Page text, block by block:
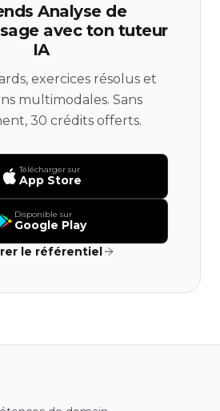
Analyse de
avec ton tuteur
IA
exercices résolus et
multimodales. Sans
30 crédits offerts.
Télécharger sur
App Store
Disponible sur
Google Play
le référentiel